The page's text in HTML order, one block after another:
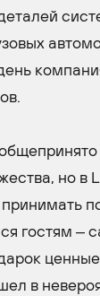
но в
гостям –
в